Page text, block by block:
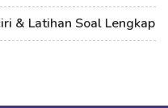
& Latihan Soal Lengkap